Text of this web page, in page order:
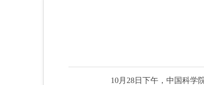
10月28日下午，中国科学